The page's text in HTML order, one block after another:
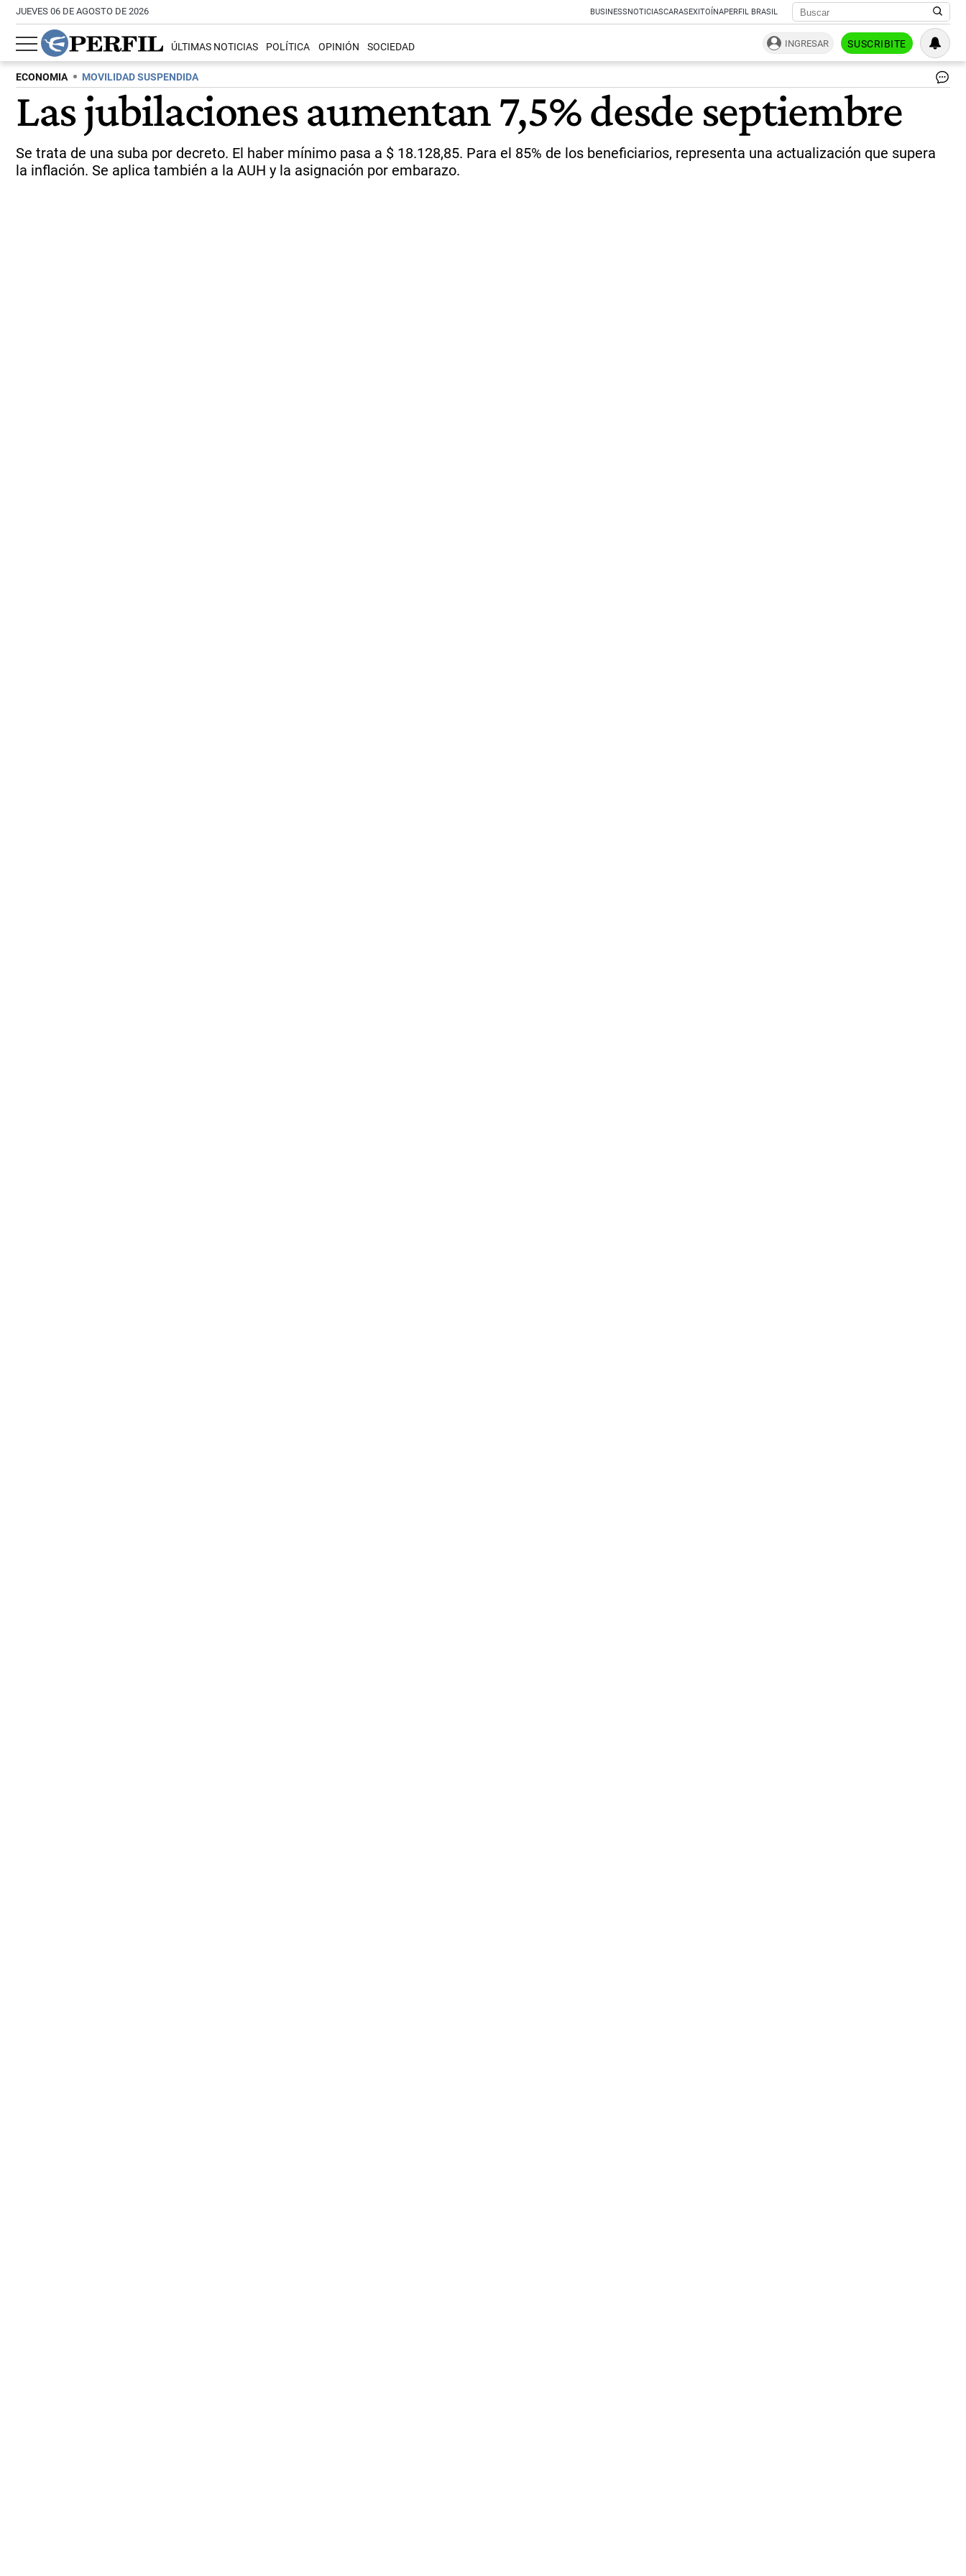
JUEVES 06 DE AGOSTO DE 2026 BUSINESSNOTICIASCARASEXITOÍNAPERFIL BRASIL
ÚLTIMAS NOTICIAS POLÍTICA OPINIÓN SOCIEDAD INGRESAR SUSCRIBITE
ECONOMIA MOVILIDAD SUSPENDIDA
Las jubilaciones aumentan 7,5% desde septiembre
Se trata de una suba por decreto. El haber mínimo pasa a $ 18.128,85. Para el 85% de los beneficiarios, representa una actualización que supera
la inflación. Se aplica también a la AUH y la asignación por embarazo.